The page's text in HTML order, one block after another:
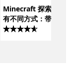
Minecraft 探索、生存
有不同方式：带有
Bedrock 的 PC 豪华合